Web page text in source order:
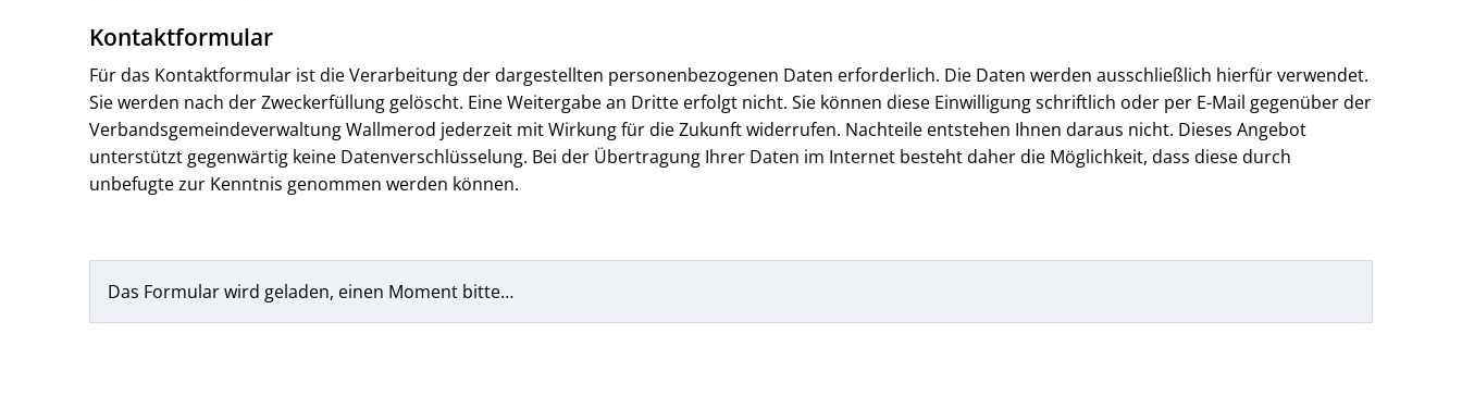
Kontaktformular
Für das Kontaktformular ist die Verarbeitung der dargestellten personenbezogenen Daten erforderlich. Die Daten werden ausschließlich hierfür verwendet.
Sie werden nach der Zweckerfüllung gelöscht. Eine Weitergabe an Dritte erfolgt nicht. Sie können diese Einwilligung schriftlich oder per E-Mail gegenüber der
Verbandsgemeindeverwaltung Wallmerod jederzeit mit Wirkung für die Zukunft widerrufen. Nachteile entstehen Ihnen daraus nicht. Dieses Angebot
unterstützt gegenwärtig keine Datenverschlüsselung. Bei der Übertragung Ihrer Daten im Internet besteht daher die Möglichkeit, dass diese durch
unbefugte zur Kenntnis genommen werden können.
Das Formular wird geladen, einen Moment bitte…